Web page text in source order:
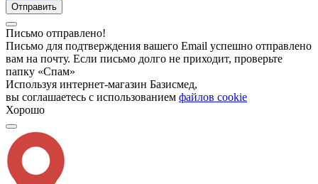
Отправить
Письмо отправлено!
Письмо для подтверждения вашего Email успешно отправлено
вам на почту. Если письмо долго не приходит, проверьте
папку «Спам»
Используя интернет-магазин Базисмед,
вы соглашаетесь с использованием файлов cookie
Хорошо